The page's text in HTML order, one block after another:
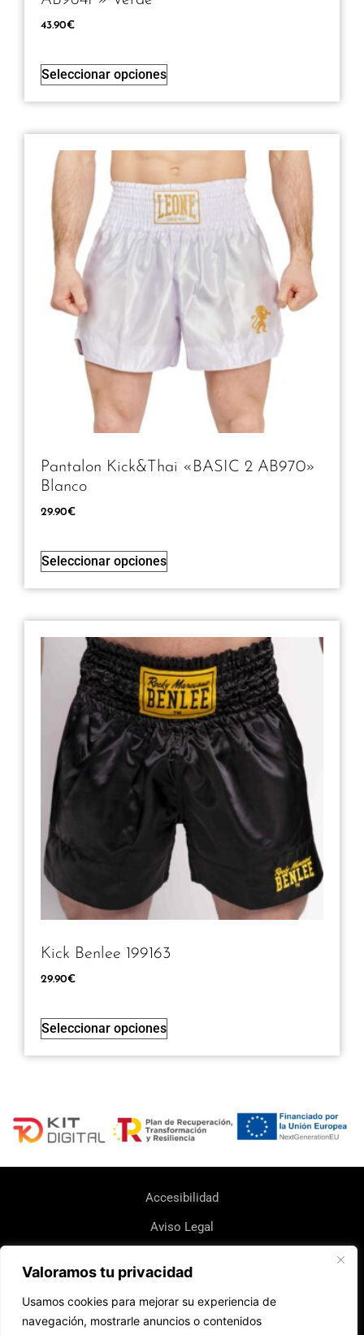
Valoramos tu privacidad
Usamos cookies para mejorar su experiencia de
navegación, mostrarle anuncios o contenidos
43.90€
Seleccionar opciones
Pantalon Kick&thai «BASIC 2 AB970»
Blanco
29.90€
Seleccionar opciones
Kick Benlee 199163
29.90€
Seleccionar opciones
Accesibilidad
Aviso Legal
Política de Devoluciones y Reembolsos
Política de Envio